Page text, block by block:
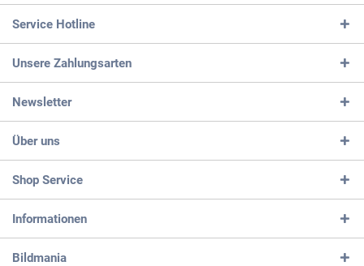
Service Hotline
Unsere Zahlungsarten
Newsletter
Über uns
Shop Service
Informationen
Bildmania